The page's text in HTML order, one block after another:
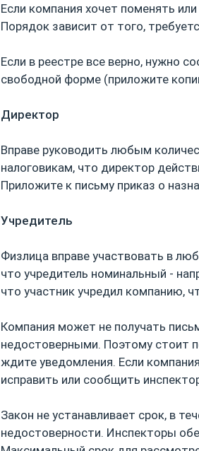
Если компания хочет поменять
Порядок зависит от того,
Если в реестре все верно, нужно
свободной форме (приложите
Директор
Вправе руководить любым
налоговикам, что директор
Приложите к письму приказ о
Учредитель
Физлица вправе участвовать в
что учредитель номинальный -
что участник учредил компанию,
Компания может не получать
недостоверными. Поэтому стоит
ждите уведомления. Если
исправить или сообщить
Закон не устанавливает срок, в
недостоверности. Инспекторы